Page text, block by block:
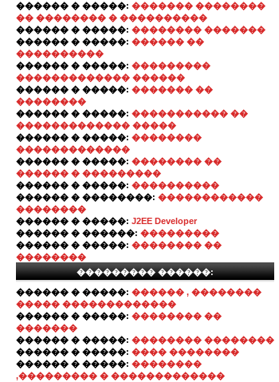
������ � �����: ������� ��������
�� �������� � ����������
������ � �����: �������� �������
������ � �����: ������ ��
����������
������ � �����: ���������
������������� ������
������ � �����: ������� ��
��������
������ � �����: ����������� ��
������������� �����
������ � �����: ��������
�������������
������ � �����: �������� ��
������ � ���������
������ � �����: ����������
������ � ��������: ������������
��������
������ � �����: J2EE Developer
������ � ������: ���������
������ � �����: �������� ��
��������
��������� ������:
������ � �����: ������ , ��������
����� �������������
������ � �����: �������� ��
�������
������ � �����: �������� ��������
������ � �����: ���� ��������
������ � �����: ��������
,��������� � �������������